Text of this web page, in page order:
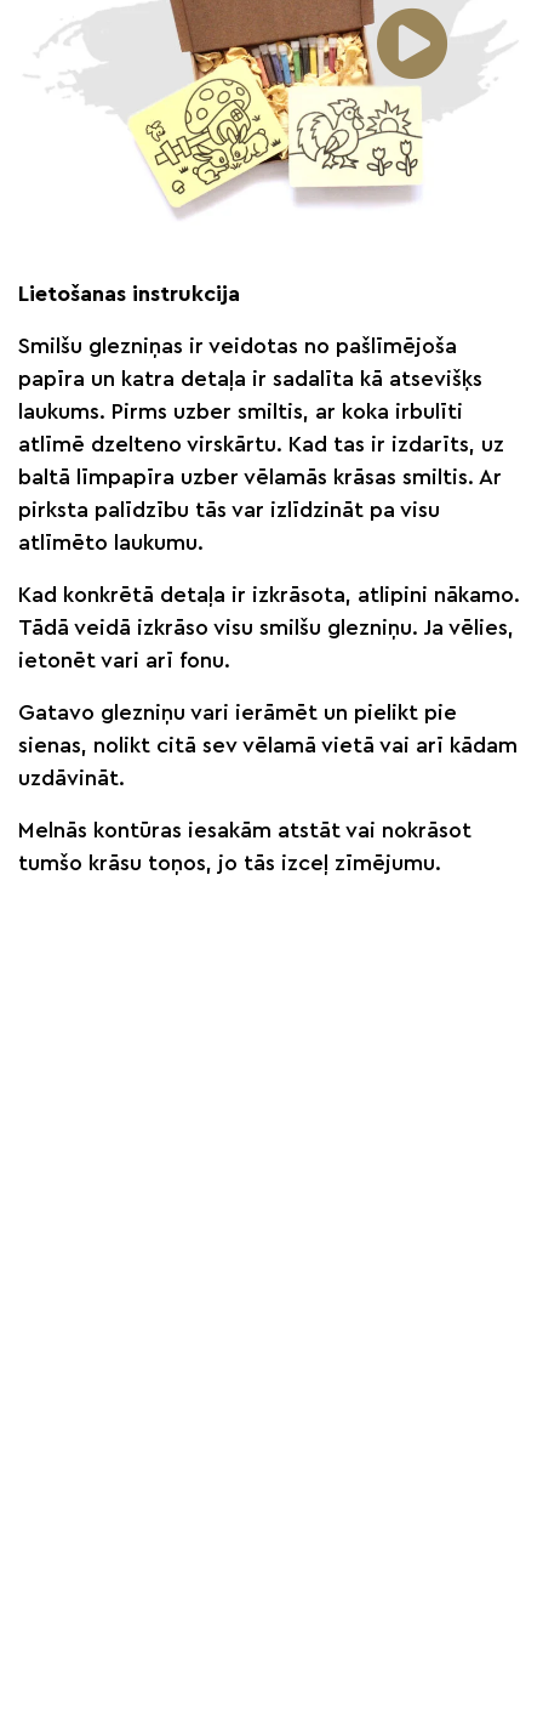
Lietošanas instrukcija
Smilšu glezniņas ir veidotas no pašlīmējoša
papīra un katra detaļa ir sadalīta kā atsevišķs
laukums. Pirms uzber smiltis, ar koka irbulīti
atlīmē dzelteno virskārtu. Kad tas ir izdarīts, uz
baltā līmpapīra uzber vēlamās krāsas smiltis. Ar
pirksta palīdzību tās var izlīdzināt pa visu
atlīmēto laukumu.
Kad konkrētā detaļa ir izkrāsota, atlipini nākamo.
Tādā veidā izkrāso visu smilšu glezniņu. Ja vēlies,
ietonēt vari arī fonu.
Gatavo glezniņu vari ierāmēt un pielikt pie
sienas, nolikt citā sev vēlamā vietā vai arī kādam
uzdāvināt.
Melnās kontūras iesakām atstāt vai nokrāsot
tumšo krāsu toņos, jo tās izceļ zīmējumu.